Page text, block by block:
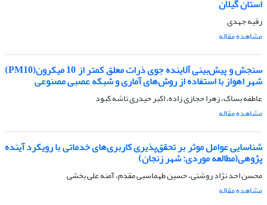
استان گیلان
رقیه جهدی
مشاهده مقاله
سنجش و پیش‌بینی آلاینده جوی ذرات معلق کمتر از 10 میکرون(PM10)
شهر اهواز با استفاده از روش‌های آماری و شبکه عصبی مصنوعی
عاطفه بساک، زهرا حجازی زاده، اکبر حیدری تاشه کبود
مشاهده مقاله
شناسایی عوامل موثر بر تحقق‌پذیری کاربری‌های خدماتی با رویکرد آینده
پژوهی(مطالعه موردی: شهر زنجان)
محسن احد نژاد روشتی، حسین طهماسبی مقدم، آمنه علی بخشی
مشاهده مقاله